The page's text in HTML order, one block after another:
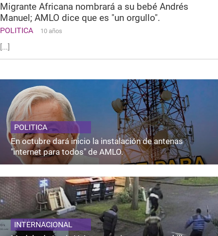
Migrante Africana nombrará a su bebé Andrés
Manuel; AMLO dice que es "un orgullo".
POLITICA 10 años
[...]
POLITICA
En octubre dará inicio la instalación de antenas
"internet para todos" de AMLO.
INTERNACIONAL